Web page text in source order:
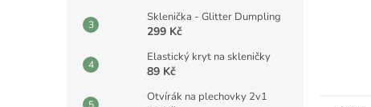
Sklenička - Glitter Dumpling
299 Kč
Elastický kryt na skleničky
89 Kč
Otvírák na plechovky 2v1